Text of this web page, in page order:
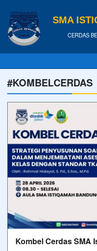
SMA
CERDAS
#KOMBELCERDAS
Kombel Cerdas SMA